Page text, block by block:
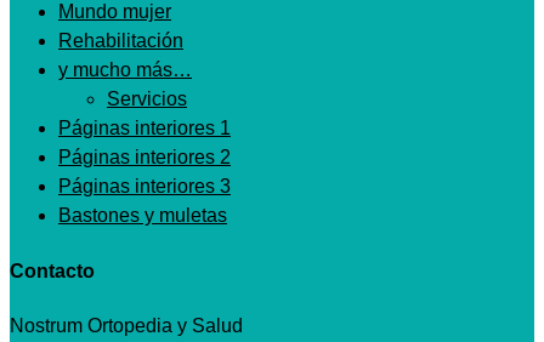
Mundo mujer
Rehabilitación
y mucho más…
Servicios
Páginas interiores 1
Páginas interiores 2
Páginas interiores 3
Bastones y muletas
Contacto
Nostrum Ortopedia y Salud